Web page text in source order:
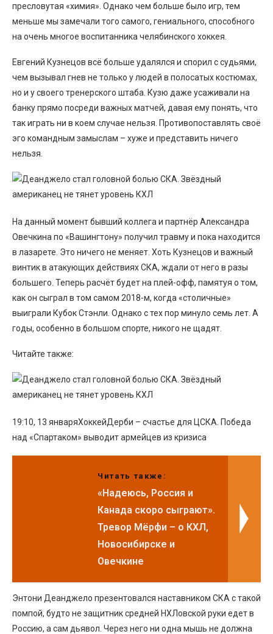
пресловутая «химия». Однако чем больше было игр, тем
меньше мы замечали того самого, гениального, способного
на очень многое воспитанника челябинского хоккея.
Евгений Кузнецов всё больше удалялся и спорил с судьями,
чем вызывал гнев не только у людей в полосатых костюмах,
но и у своего тренерского штаба. Кузю даже усаживали на
банку прямо посреди важных матчей, давая ему понять, что
так играть ни в коем случае нельзя. Противопоставлять своё
эго командным замыслам – хуже и представить ничего
нельзя.
На данный момент бывший коллега и партнёр Александра
Овечкина по «Вашингтону» получил травму и пока находится
в лазарете. Это ничего не меняет. Хоть Кузнецов и важный
винтик в атакующих действиях СКА, ждали от него в разы
большего. Теперь расчёт будет на плей-офф, памятуя о том,
как он сыграл в том самом 2018-м, когда «столичные»
выиграли Кубок Стэнли. Однако с тех пор минуло семь лет. А
годы, особенно в большом спорте, никого не щадят.
Читайте также:
19:10, 13 январяХоккейДерби – счастье для ЦСКА. Победа
над «Спартаком» выводит армейцев из кризиса
Читать также:
«Надеюсь, Россия и
Канада скоро сыграют».
Тревор Мёрфи – о КХЛ,
Новосибирске и
Овечкине
Энтони Деанджело презентовался наставником СКА с такой
помпой, будто не защитник средней НХЛовской руки едет в
Россию, а сам дьявол. Через него ни одна мышь не должна